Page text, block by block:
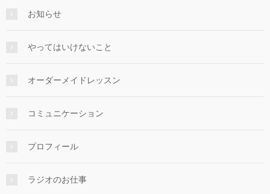
お知らせ
やってはいけないこと
オーダーメイドレッスン
コミュニケーション
プロフィール
ラジオのお仕事